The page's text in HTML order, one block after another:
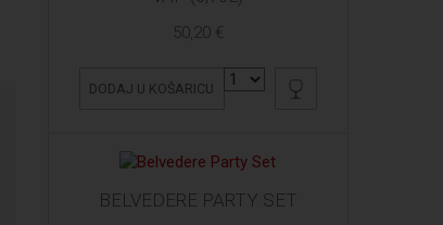
50,20 €
DODAJ U KOŠARICU
BELVEDERE PARTY SET